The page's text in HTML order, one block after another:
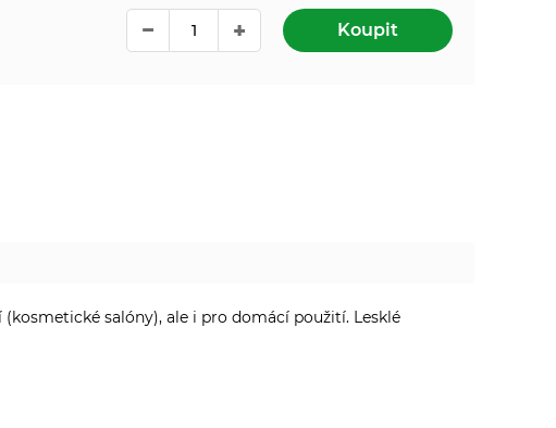
Koupit
salóny), ale i pro domácí použití. Lesklé